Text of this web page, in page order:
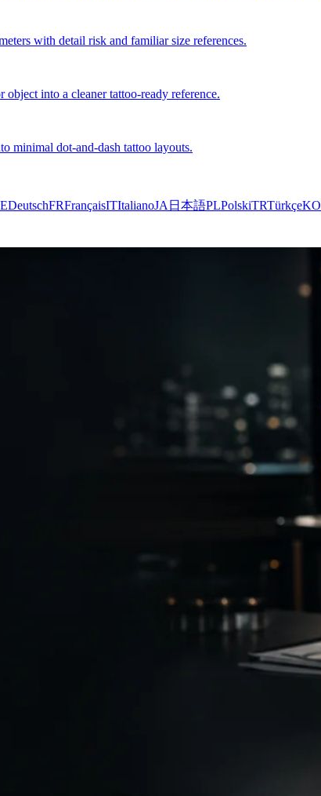
with detail risk and familiar size references.
into a cleaner tattoo-ready reference.
minimal dot-and-dash tattoo layouts.
DeutschFRFrançaisITItalianoJA 日本語PLPolskiTRTürkçeKO